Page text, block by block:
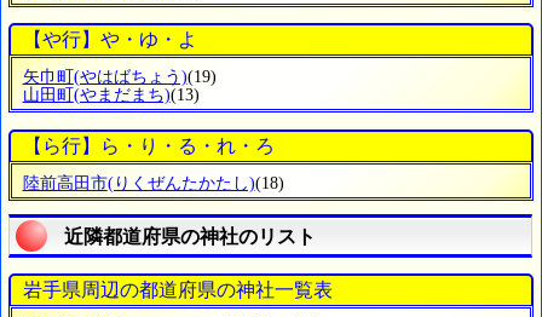
【や行】や・ゆ・よ
矢巾町 (やはばちょう)(19)
山田町 (やまだまち)(13)
【ら行】ら・り・る・れ・ろ
陸前高田市(りくぜんたかたし)(18)
近隣都道府県の神社のリスト
岩手県周辺の都道府県の神社一覧表